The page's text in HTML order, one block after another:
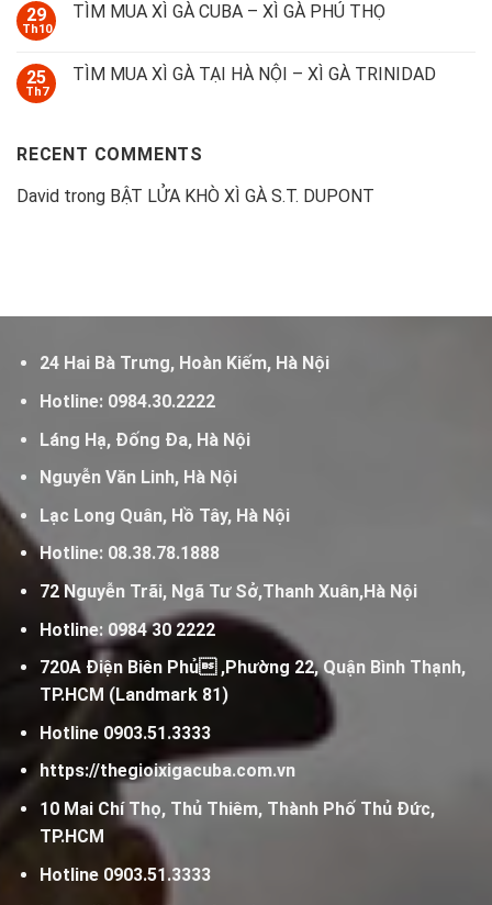
29
Th10
TÌM MUA XÌ GÀ CUBA – XÌ GÀ PHÚ THỌ
25
Th7
TÌM MUA XÌ GÀ TẠI HÀ NỘI – XÌ GÀ TRINIDAD
RECENT COMMENTS
David trong BẬT LỬA KHÒ XÌ GÀ S.T. DUPONT
24 Hai Bà Trưng, Hoàn Kiếm, Hà Nội
Hotline: 0984.30.2222
Láng Hạ, Đống Đa, Hà Nội
Nguyễn Văn Linh, Hà Nội
Lạc Long Quân, Hồ Tây, Hà Nội
Hotline: 08.38.78.1888
72 Nguyễn Trãi, Ngã Tư Sở,Thanh Xuân,Hà Nội
Hotline: 0984 30 2222
720A Điện Biên Phủ ,Phường 22, Quận Bình Thạnh,
TP.HCM (Landmark 81)
Hotline 0903.51.3333
https://thegioixigacuba.com.vn
10 Mai Chí Thọ, Thủ Thiêm, Thành Phố Thủ Đức,
TP.HCM
Hotline 0903.51.3333